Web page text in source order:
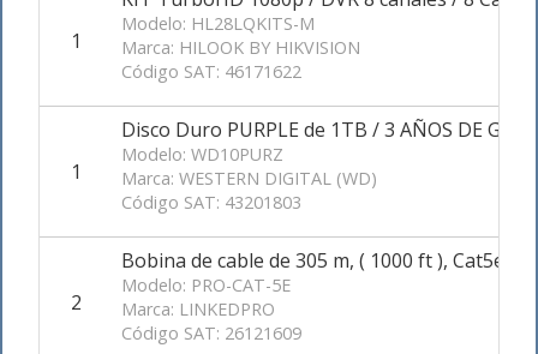
1
Modelo: HL28LQKITS-M
Marca: HILOOK BY HIKVISION
Código SAT: 46171622
1
Disco Duro PURPLE de 1TB / 3 AÑOS DE
Modelo: WD10PURZ
Marca: WESTERN DIGITAL (WD)
Código SAT: 43201803
2
Bobina de cable de 305 m, ( 1000 ft ), Cat5e,
Modelo: PRO-CAT-5E
Marca: LINKEDPRO
Código SAT: 26121609